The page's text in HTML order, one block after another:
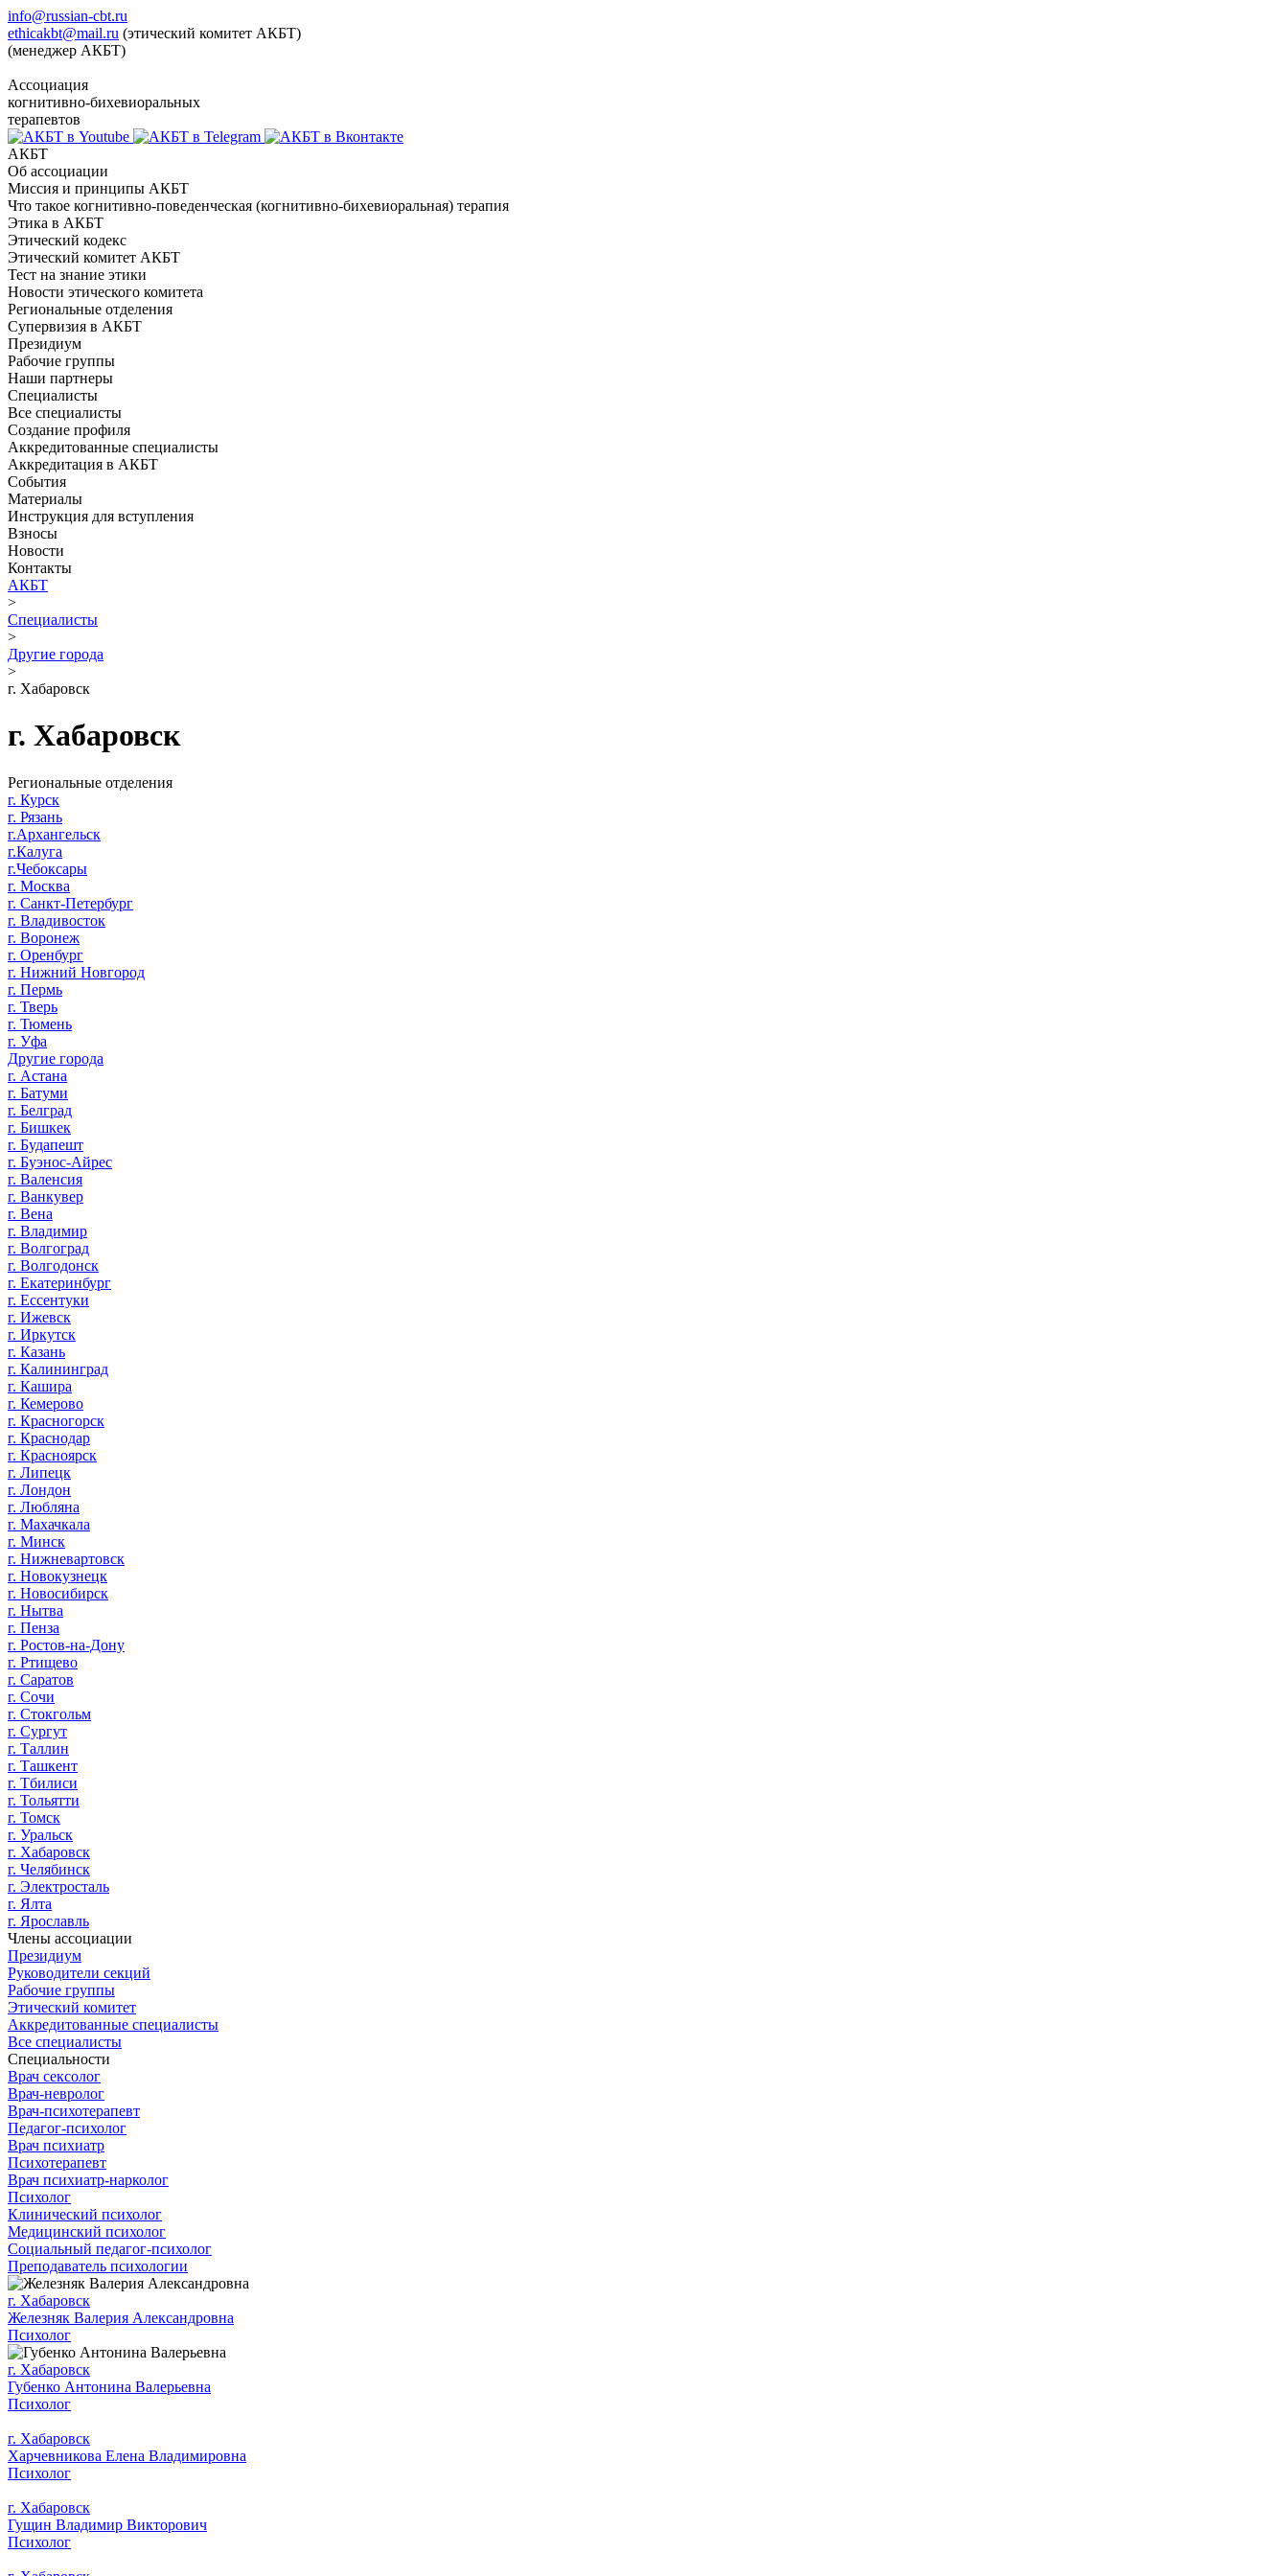
info@russian-cbt.ru
ethicakbt@mail.ru (этический комитет АКБТ)
(менеджер АКБТ)
Ассоциация
когнитивно-бихевиоральных
терапевтов
АКБТ
Об ассоциации
Миссия и принципы АКБТ
Что такое когнитивно-поведенческая (когнитивно-бихевиоральная) терапия
Этика в АКБТ
Этический кодекс
Этический комитет АКБТ
Тест на знание этики
Новости этического комитета
Региональные отделения
Супервизия в АКБТ
Президиум
Рабочие группы
Наши партнеры
Специалисты
Все специалисты
Создание профиля
Аккредитованные специалисты
Аккредитация в АКБТ
События
Материалы
Инструкция для вступления
Взносы
Новости
Контакты
АКБТ
>
Специалисты
>
Другие города
>
г. Хабаровск
г. Хабаровск
Региональные отделения
г. Курск
г. Рязань
г.Архангельск
г.Калуга
г.Чебоксары
г. Москва
г. Санкт-Петербург
г. Владивосток
г. Воронеж
г. Оренбург
г. Нижний Новгород
г. Пермь
г. Тверь
г. Тюмень
г. Уфа
Другие города
г. Астана
г. Батуми
г. Белград
г. Бишкек
г. Будапешт
г. Буэнос-Айрес
г. Валенсия
г. Ванкувер
г. Вена
г. Владимир
г. Волгоград
г. Волгодонск
г. Екатеринбург
г. Ессентуки
г. Ижевск
г. Иркутск
г. Казань
г. Калининград
г. Кашира
г. Кемерово
г. Красногорск
г. Краснодар
г. Красноярск
г. Липецк
г. Лондон
г. Любляна
г. Махачкала
г. Минск
г. Нижневартовск
г. Новокузнецк
г. Новосибирск
г. Нытва
г. Пенза
г. Ростов-на-Дону
г. Ртищево
г. Саратов
г. Сочи
г. Стокгольм
г. Сургут
г. Таллин
г. Ташкент
г. Тбилиси
г. Тольятти
г. Томск
г. Уральск
г. Хабаровск
г. Челябинск
г. Электросталь
г. Ялта
г. Ярославль
Члены ассоциации
Президиум
Руководители секций
Рабочие группы
Этический комитет
Аккредитованные специалисты
Все специалисты
Специальности
Врач сексолог
Врач-невролог
Врач-психотерапевт
Педагог-психолог
Врач психиатр
Психотерапевт
Врач психиатр-нарколог
Психолог
Клинический психолог
Медицинский психолог
Социальный педагог-психолог
Преподаватель психологии
г. Хабаровск
Железняк Валерия Александровна
Психолог
г. Хабаровск
Губенко Антонина Валерьевна
Психолог
г. Хабаровск
Харчевникова Елена Владимировна
Психолог
г. Хабаровск
Гущин Владимир Викторович
Психолог